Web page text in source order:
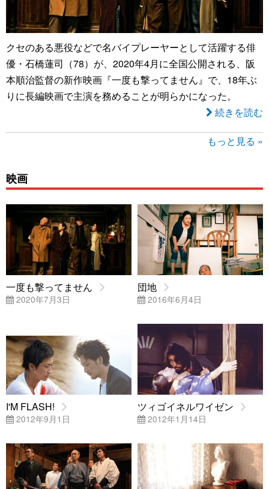
クセのある悪役などで名バイプレーヤーとして活躍する俳
優・石橋蓮司（78）が、2020年4月に全国公開される、阪
本順治監督の新作映画『一度も撃ってません』で、18年ぶ
りに長編映画で主演を務めることが明らかになった。
続きを読む
もっと見る »
映画
一度も撃ってません
2020年7月3日
団地
2016年6月4日
I'M FLASH!
2012年9月1日
ツィゴイネルワイゼン
2012年1月14日